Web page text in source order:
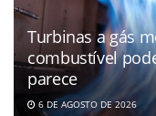
Turbinas a gás
combustível
parece
6 DE AGOSTO DE 2026